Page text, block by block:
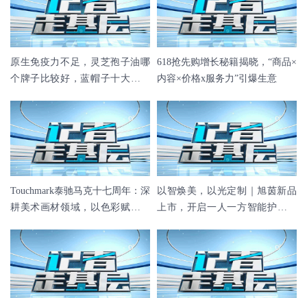
原生免疫力不足，灵芝孢子油哪
个牌子比较好，蓝帽子十大免疫
618抢先购增长秘籍揭晓，“商品×
内容×价格x服务力”引爆生意
Touchmark泰驰马克十七周年：深
耕美术画材领域，以色彩赋能艺
以智焕美，以光定制｜旭茵新品
上市，开启一人一方智能护肤新